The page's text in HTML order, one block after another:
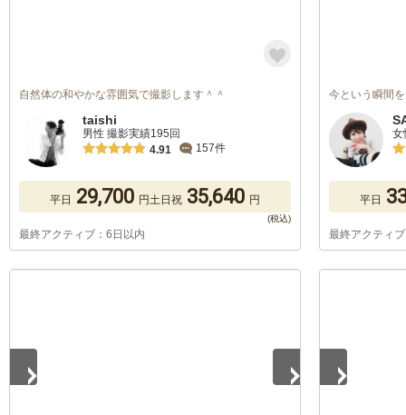
自然体の和やかな雰囲気で撮影します＾＾
taishi
男性 撮影実績195回
4.91
157件
平日 29,700 円土日祝 35,640 円
最終アクティブ：6日以内
今という瞬間
女
平日
最終アクティ